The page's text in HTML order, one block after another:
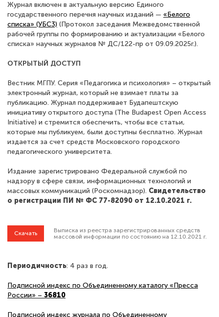
Журнал включен в актуальную версию Единого
государственного перечня научных изданий — «Белого
списка» (УБС3) (Протокол заседания Межведомственной
рабочей группы по формированию и актуализации «Белого
списка» научных журналов № ДС/122-пр от 09.09.2025г.).
ОТКРЫТЫЙ ДОСТУП
Вестник МГПУ. Серия «Педагогика и психология» – открытый
электронный журнал, который не взимает платы за
публикацию. Журнал поддерживает Будапештскую
инициативу открытого доступа (The Budapest Open Access
Initiative) и стремится обеспечить, чтобы все статьи,
которые мы публикуем, были доступны бесплатно. Журнал
издается за счет средств Московского городского
педагогического университета.
Издание зарегистрировано Федеральной службой по
надзору в сфере связи, информационных технологий и
массовых коммуникаций (Роскомнадзор). Свидетельство
о регистрации ПИ № ФС 77-82090 от 12.10.2021 г.
Выписка из реестра зарегистрированных средств
массовой информации по состоянию на 12.10.2021 г.
Скачать
Периодичность: 4 раз в год.
Подписной индекс по Объединенному каталогу «Пресса
России» – 36810
Подписной индекс журнала по Объединенному